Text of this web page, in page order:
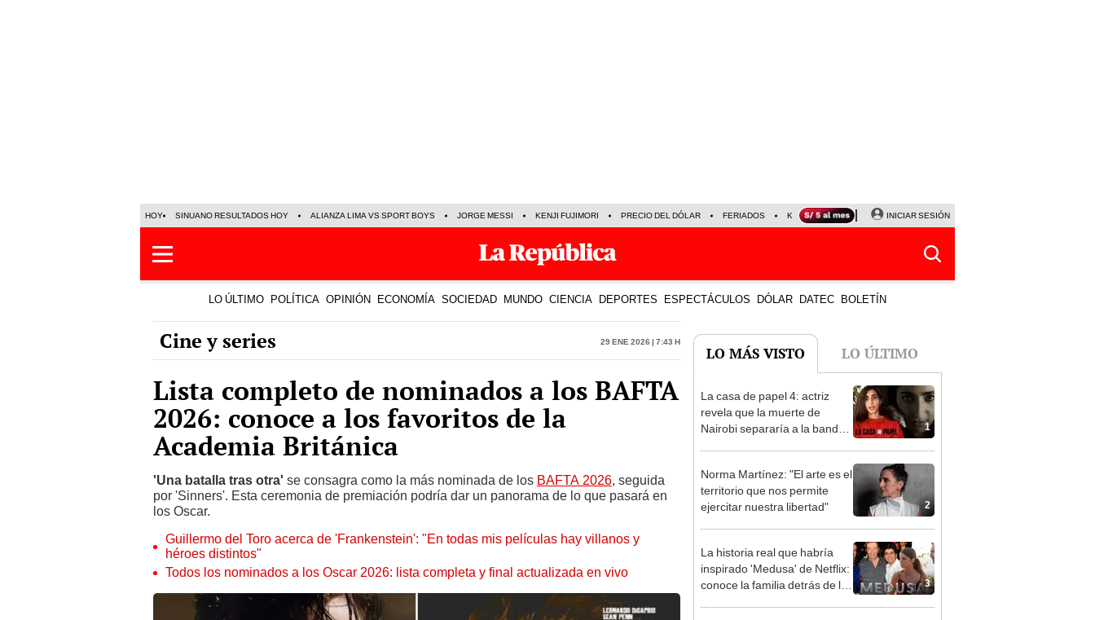
HOY SINUANO RESULTADOS HOY ALIANZA LIMA VS SPORT BOYS JORGE MESSI KENJI FUJIMORI PRECIO DEL DÓLAR FERIADOS KEIKO FUJIMORI NALDY SALDAÑA
INICIAR SESIÓN
LO ÚLTIMO POLÍTICA OPINIÓN ECONOMÍA SOCIEDAD MUNDO CIENCIA DEPORTES ESPECTÁCULOS DÓLAR DATEC BOLETÍN
Cine y series 29 Ene 2026 | 7:43 h
Lista completo de nominados a los BAFTA
2026: conoce a los favoritos de la
Academia Británica
'Una batalla tras otra' se consagra como la más nominada de los BAFTA 2026, seguida
por 'Sinners'. Esta ceremonia de premiación podría dar un panorama de lo que pasará en
los Oscar.
Guillermo del Toro acerca de 'Frankenstein': "En todas mis películas hay villanos y
héroes distintos"
Todos los nominados a los Oscar 2026: lista completa y final actualizada en vivo
LO MÁS VISTO LO ÚLTIMO
1
La casa de papel 4: actriz
revela que la muerte de
Nairobi separaría a la banda
2
Norma Martínez: "El arte es el
territorio que nos permite
ejercitar nuestra libertad"
3
La historia real que habría
inspirado 'Medusa' de Netflix:
conoce la familia detrás de la